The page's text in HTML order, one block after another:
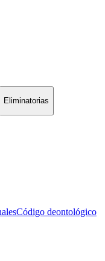
Eliminatorias
Código deontológico